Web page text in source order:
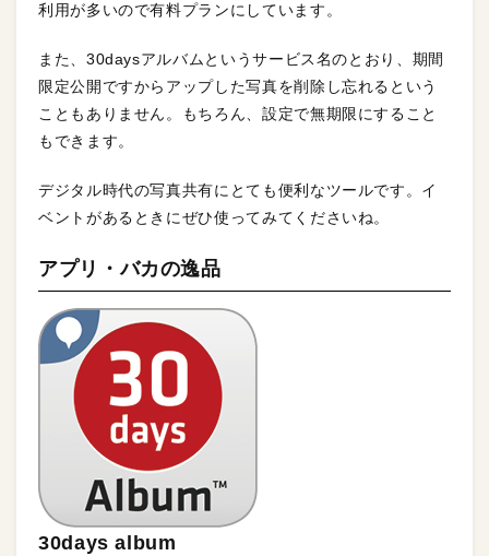
利用が多いので有料プランにしています。
また、30daysアルバムというサービス名のとおり、期間
限定公開ですからアップした写真を削除し忘れるという
こともありません。もちろん、設定で無期限にすること
もできます。
デジタル時代の写真共有にとても便利なツールです。イ
ベントがあるときにぜひ使ってみてくださいね。
アプリ・バカの逸品
30days album